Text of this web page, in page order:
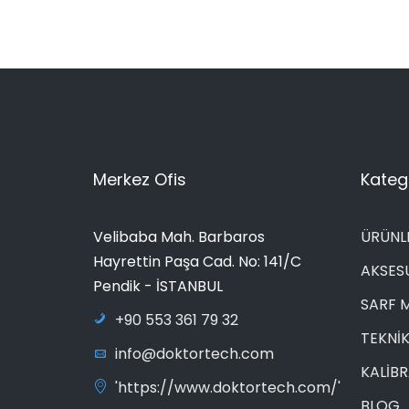
Merkez Ofis
Velibaba Mah. Barbaros
Hayrettin Paşa Cad. No: 141/C
Pendik - İSTANBUL
+90 553 361 79 32
info@doktortech.com
'https://www.doktortech.com/'
SARF